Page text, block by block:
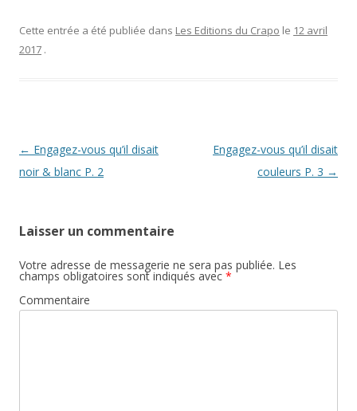
Cette entrée a été publiée dans Les Editions du Crapo le 12 avril
2017 .
Navigation
des
← Engagez-vous qu’il disait
noir & blanc P. 2
Engagez-vous qu’il disait
couleurs P. 3 →
Laisser un commentaire
Votre adresse de messagerie ne sera pas publiée. Les
champs obligatoires sont indiqués avec *
Commentaire